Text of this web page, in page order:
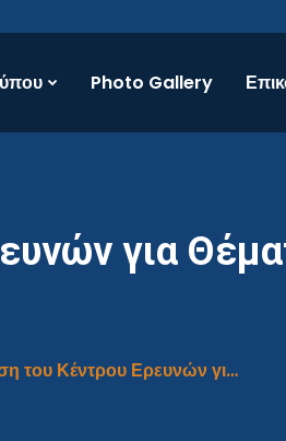
Photo Gallery
για
Ενδεχόμενη κατάργηση του Κέντρου Ερευνών για Θέματα Ισότητας (Κ.Ε.Θ.Ι.)